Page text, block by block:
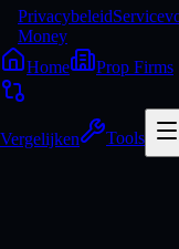
Privacybeleid
Money
Home
Prop Firms
Vergelijken Tools